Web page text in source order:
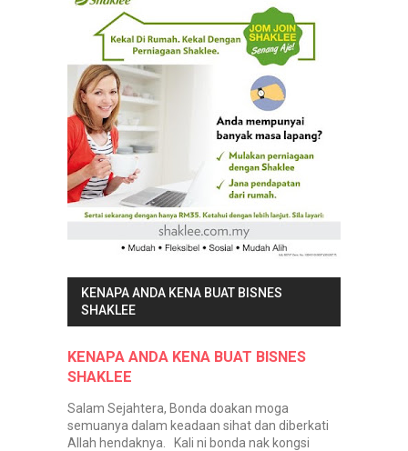
KENAPA ANDA KENA BUAT BISNES
SHAKLEE
KENAPA ANDA KENA BUAT BISNES
SHAKLEE
Salam Sejahtera, Bonda doakan moga
semuanya dalam keadaan sihat dan diberkati
Allah hendaknya. Kali ni bonda nak kongsi